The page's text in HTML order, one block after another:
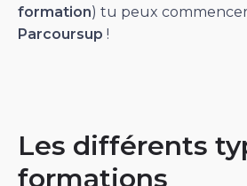
formation) tu peux
Parcoursup !
Les différents
formations